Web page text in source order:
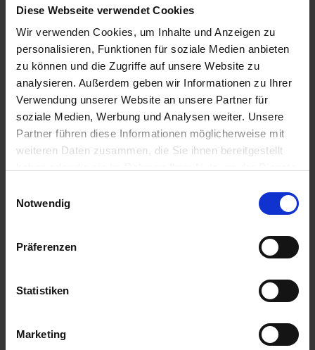
Diese Webseite verwendet Cookies
Wir verwenden Cookies, um Inhalte und Anzeigen zu
personalisieren, Funktionen für soziale Medien anbieten
zu können und die Zugriffe auf unsere Website zu
analysieren. Außerdem geben wir Informationen zu Ihrer
Verwendung unserer Website an unsere Partner für
soziale Medien, Werbung und Analysen weiter. Unsere
Partner führen diese Informationen möglicherweise mit
weiteren Daten zusammen, die Sie ihnen bereitgestellt
Cookies, wenn Sie unsere Webseite weiterhin nutzen.
Notwendig
Präferenzen
Statistiken
Marketing
inkl. ges. USt.,zzgl. Versandkosten
Deutschlands
In denWarenkorb
Merken Bewerten
Artikel Nr.: 8319339
Beschreibung
mittelfeste Schraubensicherung. Dieses...
Downloads
Bewertungen